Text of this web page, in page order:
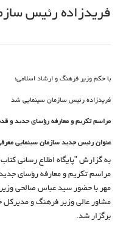
فریدزاده رئیس
با حکم وزیر فرهنگ و ارشاد اسلامی؛
فریدزاده رئیس سازمان سینمایی شد
مراسم تکریم و معارفه رؤسای جدید و
عنوان رئیس جدید سازمان سینمایی
به گزارش "پایگاه اطلاع رسانی
مهر با حضور سید عباس صالحی
مشاور عالی وزیر فرهنگ و مدیرکل
برگزار شد.